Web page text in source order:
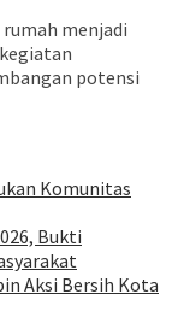
menjadi
potensi
Komunitas
Bukti
Aksi Bersih Kota